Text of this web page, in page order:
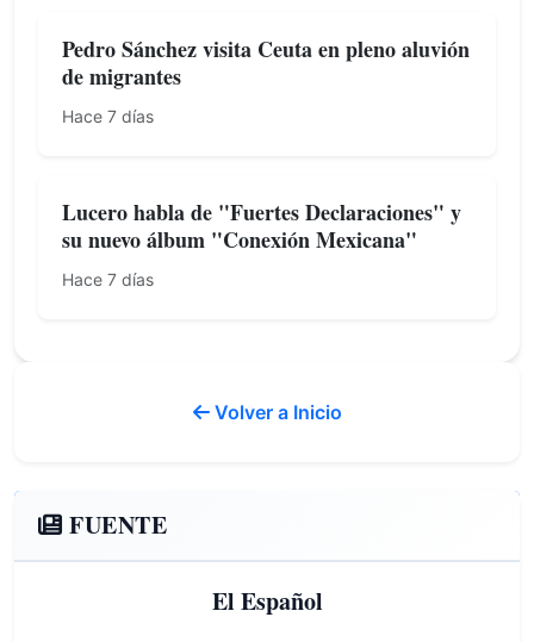
Pedro Sánchez visita Ceuta en pleno aluvión
de migrantes
Hace 7 días
Lucero habla de "Fuertes Declaraciones" y
su nuevo álbum "Conexión Mexicana"
Hace 7 días
Volver a Inicio
FUENTE
El Español